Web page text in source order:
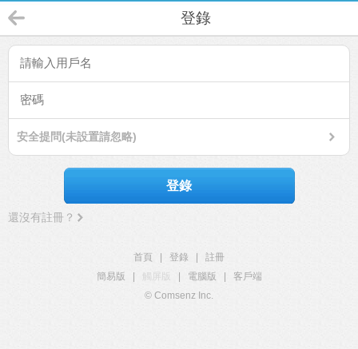
登錄
安全提問(未設置請忽略)
登錄
還沒有註冊？
首頁 登錄
註冊
簡易版
觸屏版 電腦版
客戶端
© Comsenz Inc.